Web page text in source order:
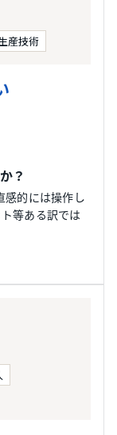
産技術
？
感的には操作し
等ある訳では